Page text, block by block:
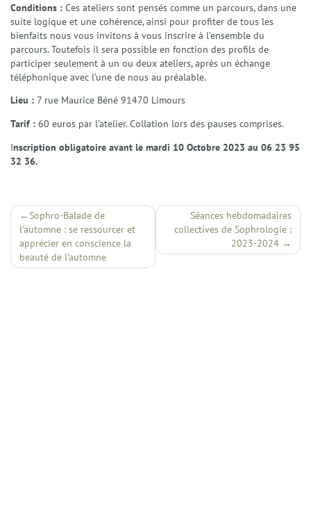
Conditions : Ces ateliers sont pensés comme un parcours, dans une
suite logique et une cohérence, ainsi pour profiter de tous les
bienfaits nous vous invitons à vous inscrire à l’ensemble du
parcours. Toutefois il sera possible en fonction des profils de
participer seulement à un ou deux ateliers, après un échange
téléphonique avec l’une de nous au préalable.
Lieu : 7 rue Maurice Béné 91470 Limours
Tarif : 60 euros par l’atelier. Collation lors des pauses comprises.
Inscription obligatoire avant le mardi 10 Octobre 2023 au 06 23 95
32 36.
Navigation
de
l’article
Sophro-Balade de
l’automne : se ressourcer et
apprécier en conscience la
beauté de l’automne
Séances hebdomadaires
collectives de Sophrologie :
2023-2024